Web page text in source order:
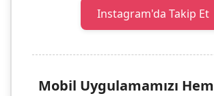
Instagram'da Takip Et
Mobil Uygulamamızı